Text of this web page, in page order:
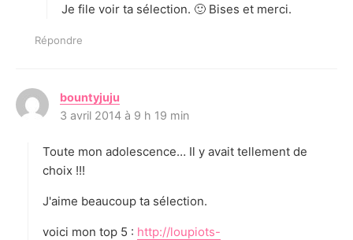
:
Je file voir ta sélection. 🙂 Bises et merci.
Répondre
bountyjuju
i
:
3 avril 2014 à 9 h 19 min
Toute mon adolescence… Il y avait tellement de
choix !!!
J'aime beaucoup ta sélection.
voici mon top 5 : http://loupiots-